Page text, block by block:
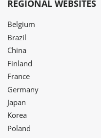
REGIONAL WEBSITES
Belgium
Brazil
China
Finland
France
Germany
Japan
Korea
Poland